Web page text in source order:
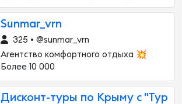
Sunmar_vrn
325 • @sunmar_vrn
Агентство комфортного отдыха 💥
Более 10 000
Дисконт-туры по Крыму с "Тур